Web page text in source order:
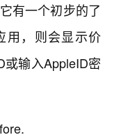
有一个初步的了
用，则会显示价
或输入AppleID密